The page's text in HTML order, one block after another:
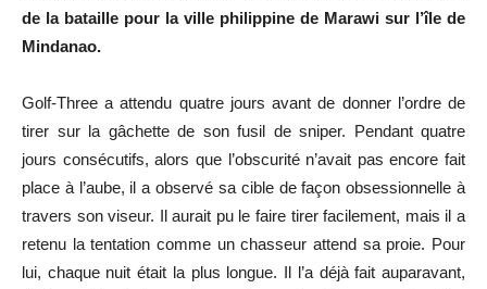
de la bataille pour la ville philippine de Marawi sur l’île de
Mindanao.
Golf-Three a attendu quatre jours avant de donner l’ordre de
tirer sur la gâchette de son fusil de sniper. Pendant quatre
jours consécutifs, alors que l’obscurité n’avait pas encore fait
place à l’aube, il a observé sa cible de façon obsessionnelle à
travers son viseur. Il aurait pu le faire tirer facilement, mais il a
retenu la tentation comme un chasseur attend sa proie. Pour
lui, chaque nuit était la plus longue. Il l’a déjà fait auparavant,